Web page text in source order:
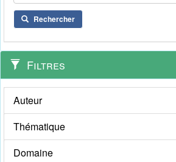
Rechercher
Filtres
Auteur
Thématique
Domaine